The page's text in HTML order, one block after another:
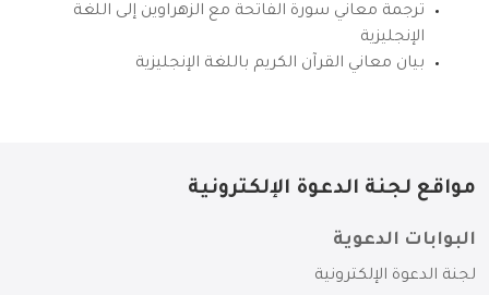
ترجمة معاني سورة الفاتحة مع الزهراوين إلى اللغة
الإنجليزية
بيان معاني القرآن الكريم باللغة الإنجليزية
مواقع لجنة الدعوة الإلكترونية
البوابات الدعوية
لجنة الدعوة الإلكترونية